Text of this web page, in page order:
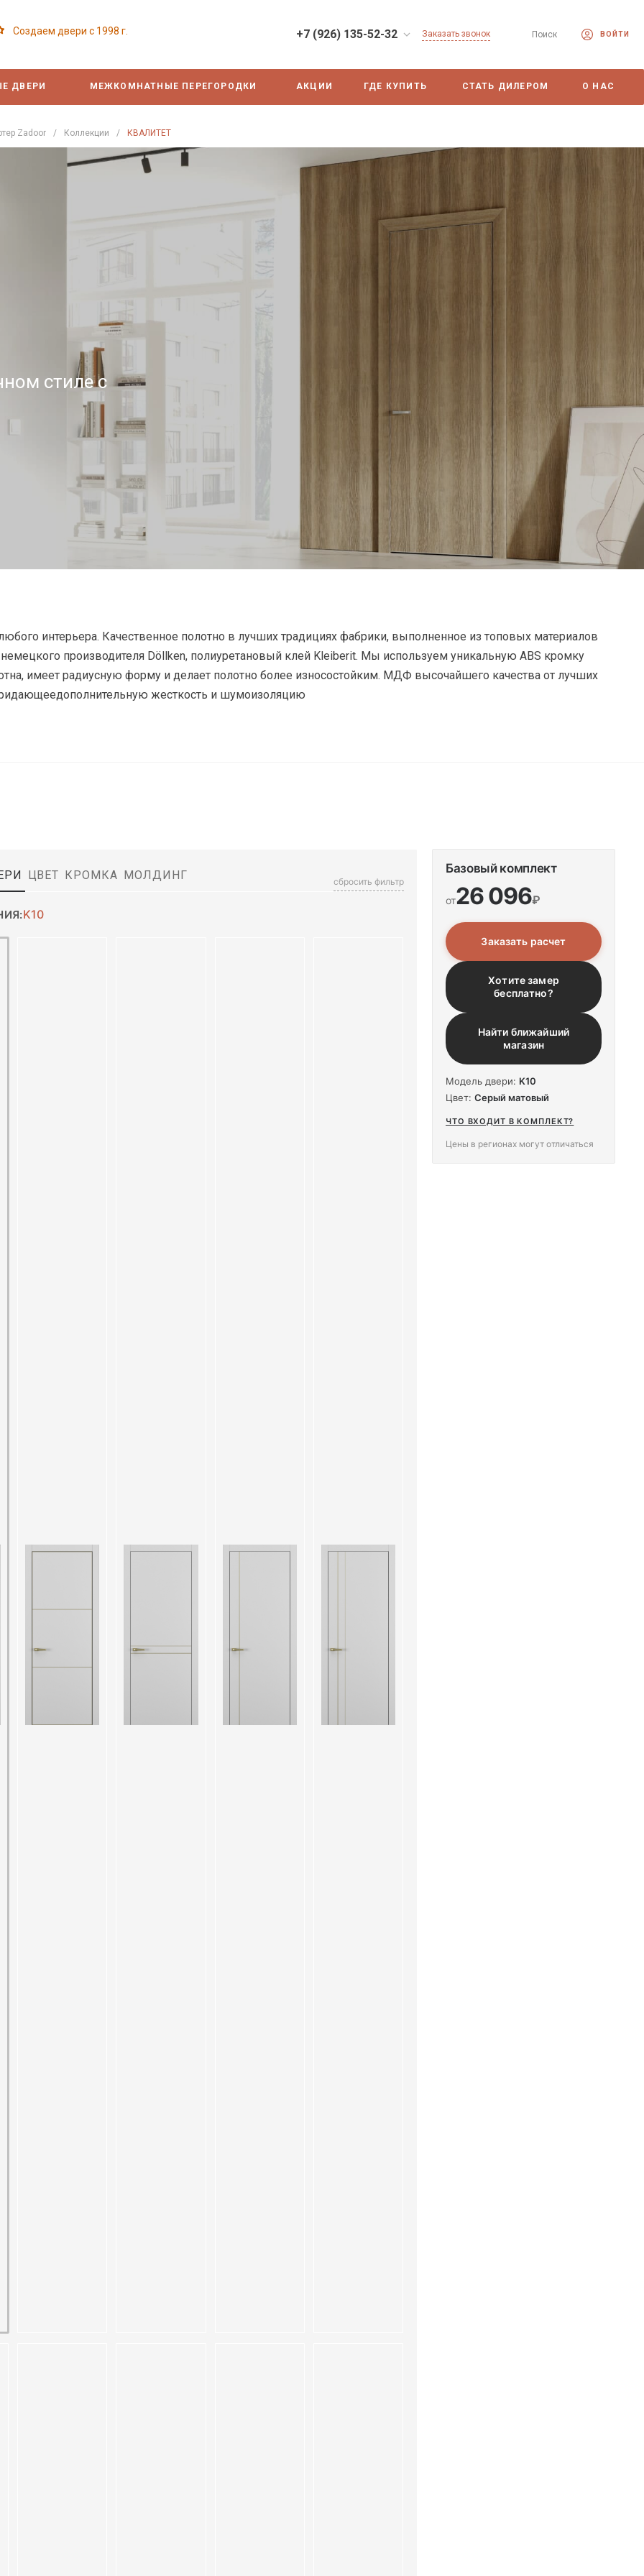
Создаем двери с 1998 г. +7 (926) 135-52-32 Заказать звонок Поиск ВОЙТИ
ДВЕРИ МЕЖКОМНАТНЫЕ ПЕРЕГОРОДКИ АКЦИИ ГДЕ КУПИТЬ СТАТЬ ДИЛЕРОМ О НАС
Zadoor / Коллекции / КВАЛИТЕТ
стиле с
интерьера. Качественное полотно в лучших традициях фабрики, выполненное из топовых материалов
производителя Döllken, полиуретановый клей Kleiberit. Мы используем уникальную ABS кромку
имеет радиусную форму и делает полотно более износостойким. МДФ высочайшего качества от лучших
жесткость и шумоизоляцию
ЦВЕТ КРОМКА МОЛДИНГ сбросить фильтр
K10
Базовый комплект
от26 096₽
Заказать расчет
Хотите замер
бесплатно?
Найти ближайший
магазин
Модель двери: K10
Цвет: Серый матовый
ЧТО ВХОДИТ В КОМПЛЕКТ?
Цены в регионах могут отличаться